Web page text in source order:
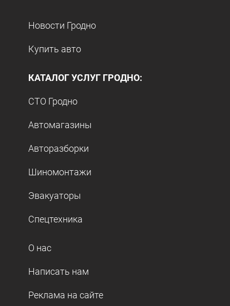
Новости Гродно
Купить авто
КАТАЛОГ УСЛУГ ГРОДНО:
СТО Гродно
Автомагазины
Авторазборки
Шиномонтажи
Эвакуаторы
Спецтехника
О нас
Написать нам
Реклама на сайте